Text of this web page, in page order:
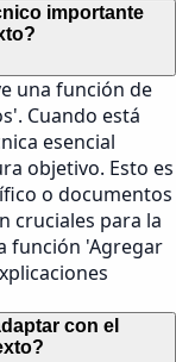
importante
una función de
Cuando está
esencial
objetivo. Esto es
o documentos
cruciales para la
función 'Agregar
con el